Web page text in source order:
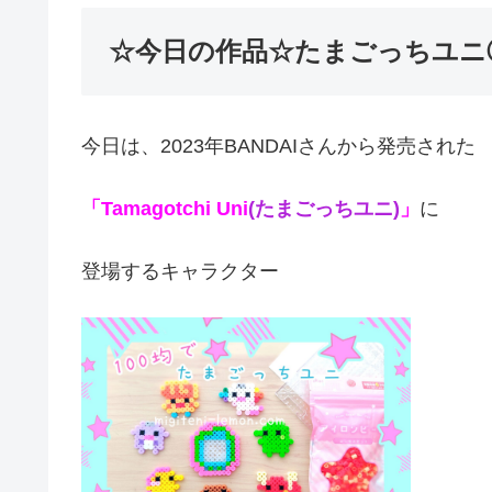
☆今日の作品☆たまごっちユ
今日は、2023年BANDAIさんから発売された
「Tamagotchi Uni(たまごっちユニ) 」 に
登場するキャラクター